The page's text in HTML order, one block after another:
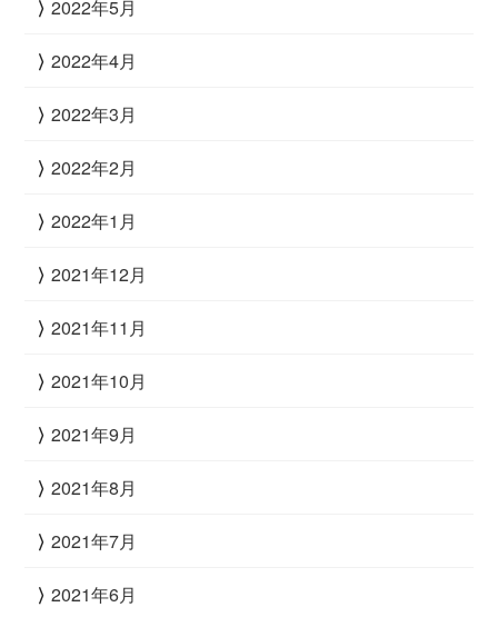
2022年5月
2022年4月
2022年3月
2022年2月
2022年1月
2021年12月
2021年11月
2021年10月
2021年9月
2021年8月
2021年7月
2021年6月